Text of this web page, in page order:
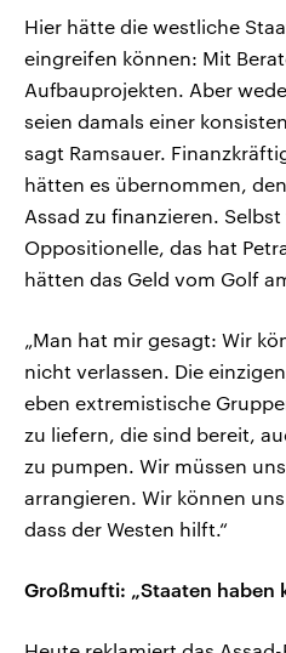
Hier hätte die westliche
eingreifen können: Mit
Aufbauprojekten. Aber
seien damals einer
sagt Ramsauer.
hätten es übernommen,
Assad zu finanzieren.
Oppositionelle, das hat
hätten das Geld vom Golf
„Man hat mir gesagt: Wir
nicht verlassen. Die
eben extremistische
zu liefern, die sind bereit,
zu pumpen. Wir müssen
arrangieren. Wir können
dass der Westen hilft.“
Großmufti: „Staaten haben